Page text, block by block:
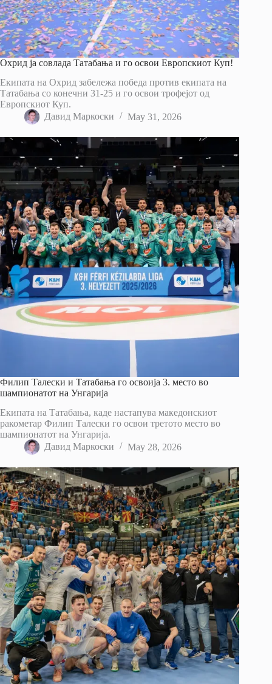
Охрид ја совлада Татабања и го освои Европскиот Куп!
Екипата на Охрид забележа победа против екипата на
Татабања со конечни 31-25 и го освои трофејот од
Европскиот Куп.
Давид Маркоски
May 31, 2026
Филип Талески и Татабања го освоија 3. место во
шампионатот на Унгарија
Екипата на Татабања, каде настапува македонскиот
ракометар Филип Талески го освои третото место во
шампионатот на Унгарија.
Давид Маркоски
May 28, 2026